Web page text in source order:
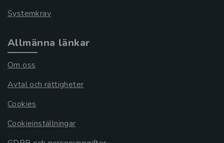
Systemkrav
Allmänna länkar
Om oss
Avtal och rättigheter
Cookies
Cookieinställningar